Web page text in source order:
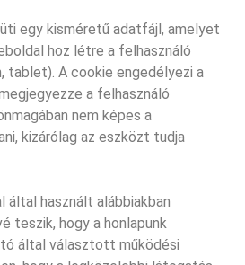
egy kisméretű adatfájl, amelyet
hoz létre a felhasználó
tablet). A cookie engedélyezi a
a felhasználó
nem képes a
kizárólag az eszközt tudja
által használt alábbiakban
teszik, hogy a honlapunk
által választott működési